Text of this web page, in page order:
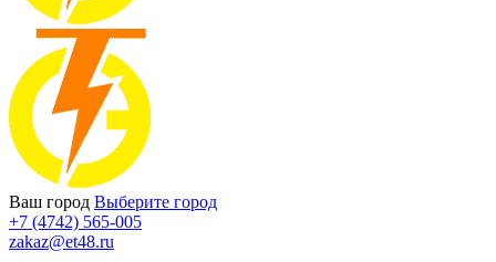
Ваш город Выберите город
+7 (4742) 565-005
zakaz@et48.ru